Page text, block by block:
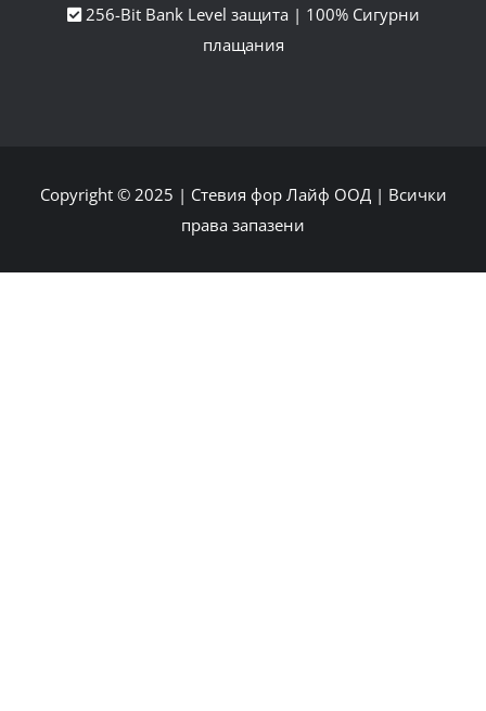
256-Bit Bank Level защита | 100% Сигурни
плащания
Copyright © 2025 | Стевия фор Лайф ООД| Всички
права запазени